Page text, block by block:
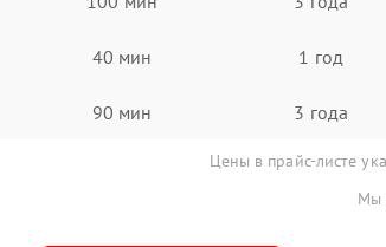
40 мин 1 год
90 мин 3 года
Цены в прайс-листе
Мы